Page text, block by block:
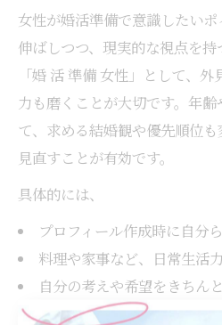
女性が婚活準備で意識したい
伸ばしつつ、現実的な視点を持
「婚 活 準備 女性」として、
力も磨くことが大切です。年
て、求める結婚観や優先順位
見直すことが有効です。
具体的には、
プロフィール作成時に自分
料理や家事など、日常生活
自分の考えや希望をきちん
ション力を養う